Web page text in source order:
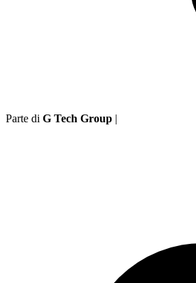
Parte di G Tech Group |